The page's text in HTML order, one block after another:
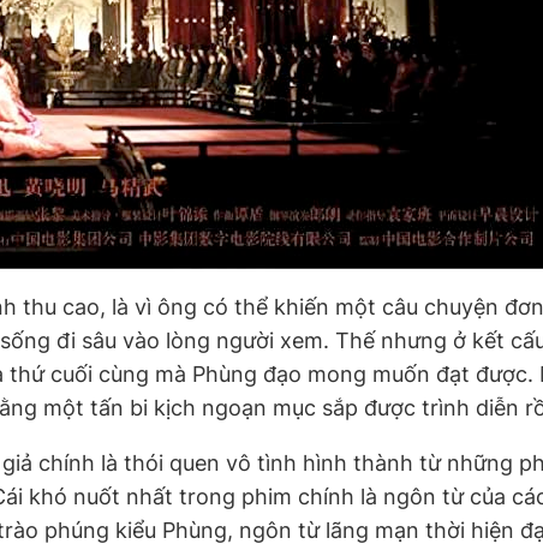
thu cao, là vì ông có thể khiến một câu chuyện
đi sâu vào lòng người xem. Thế nhưng ở kết
cuối cùng mà Phùng đạo mong muốn đạt
một tấn bi kịch ngoạn mục sắp được trình diễn
chính là thói quen vô tình hình thành từ những
khó nuốt nhất trong phim chính là ngôn từ của
phúng kiểu Phùng, ngôn từ lãng mạn thời hiện